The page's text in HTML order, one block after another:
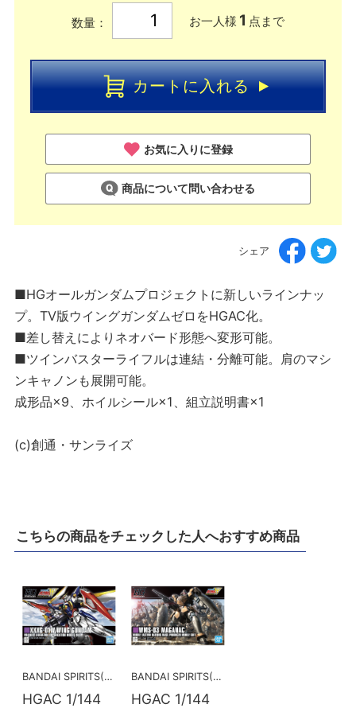
数量： お一人様 1 点まで
カートに入れる
お気に入りに登録
商品について問い合わせる
シェア
■HGオールガンダムプロジェクトに新しいラインナッ
プ。TV版ウイングガンダムゼロをHGAC化。
■差し替えによりネオバード形態へ変形可能。
■ツインバスターライフルは連結・分離可能。肩のマシ
ンキャノンも展開可能。
成形品×9、ホイルシール×1、組立説明書×1
(c)創通・サンライズ
こちらの商品をチェックした人へおすすめ商品
BANDAI SPIRITS(バンダイスピリッツ)
HGAC 1/144
BANDAI SPIRITS(バンダイスピリッツ)
HGAC 1/144